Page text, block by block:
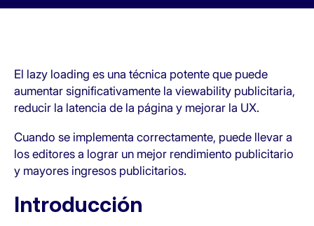
ES
El lazy loading es una técnica potente que puede
aumentar significativamente la viewability publicitaria,
reducir la latencia de la página y mejorar la UX.
Cuando se implementa correctamente, puede llevar a
los editores a lograr un mejor rendimiento publicitario
y mayores ingresos publicitarios.
Introducción